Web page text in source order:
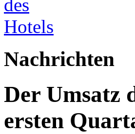
Nachrichten
Der Umsatz
ersten